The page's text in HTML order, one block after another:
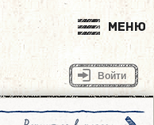
Меню
Войти